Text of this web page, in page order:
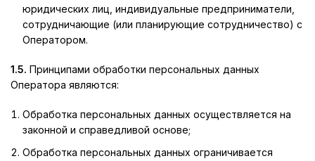
юридических лиц, индивидуальные предприниматели,
сотрудничающие (или планирующие сотрудничество) с
Оператором.
1.5. Принципами обработки персональных данных
Оператора являются:
Обработка персональных данных осуществляется на
законной и справедливой основе;
Обработка персональных данных ограничивается